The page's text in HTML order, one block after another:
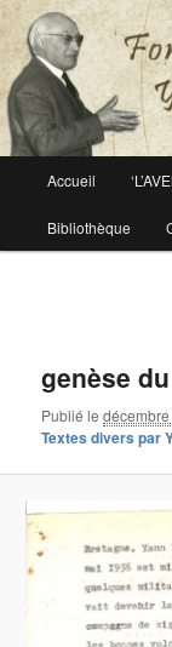
Le site officiel de
principal
Aller
au
Accueil
Bibliothèque
genèse
Publié le
Textes divers par